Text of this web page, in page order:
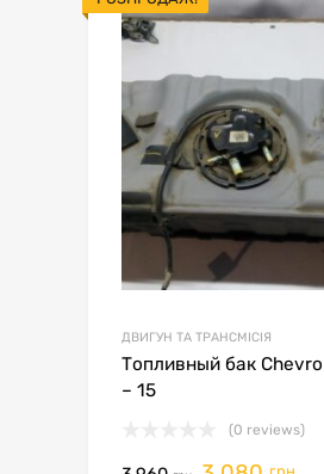
ДВИГУН ТА ТРАНСМІСІЯ
Топливный бак
– 15
(0 reviews)